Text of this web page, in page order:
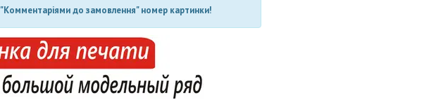
"Комментаріями до замовлення" номер картинки!